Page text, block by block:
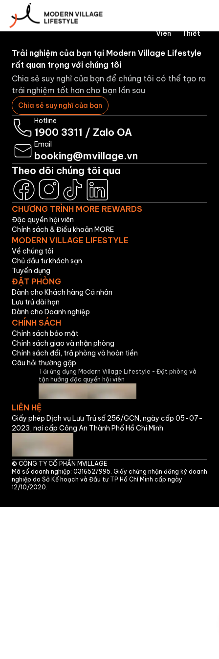
Viên
Thiết
Trải nghiệm của bạn tại Modern Village Lifestyle
rất quan trọng với chúng tôi
Chia sẻ suy nghĩ của bạn để chúng tôi có thể tạo ra
trải nghiệm tốt hơn cho bạn lần sau
Chia sẻ suy nghĩ của bạn
Hotline
1900 3311 / Zalo OA
Email
booking@mvillage.vn
Theo dõi chúng tôi qua
CHƯƠNG TRÌNH MORE REWARDS
Đặc quyền hội viên
Chính sách & Điều khoản MORE
MODERN VILLAGE LIFESTYLE
Về chúng tôi
Chủ đầu tư khách sạn
Tuyển dụng
ĐẶT PHÒNG
Dành cho Khách hàng Cá nhân
Lưu trú dài hạn
Dành cho Doanh nghiệp
CHÍNH SÁCH
Chính sách bảo mật
Chính sách giao và nhận phòng
Chính sách đổi, trả phòng và hoàn tiền
Câu hỏi thường gặp
Tải ứng dụng Modern Village Lifestyle - Đặt phòng và
tận hưởng đặc quyền hội viên
LIÊN HỆ
Giấy phép Dịch vụ Lưu Trú số 256/GCN, ngày cấp 05-07-
2023, nơi cấp Công An Thành Phố Hồ Chí Minh
© CÔNG TY CỔ PHẦN MVILLAGE
Mã số doanh nghiệp: 0316527995. Giấy chứng nhận đăng ký doanh
nghiệp do Sở Kế hoạch và Đầu tư TP Hồ Chí Minh cấp ngày
12/10/2020.